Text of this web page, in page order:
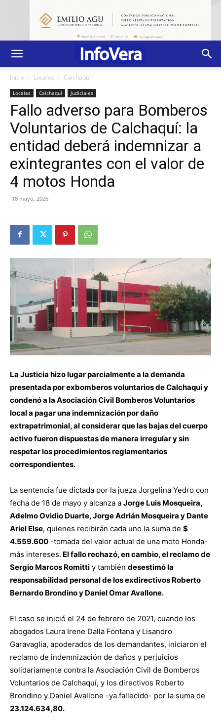
Inicio Locales Calchaquí
Locales Calchaquí Judiciales
Fallo adverso para Bomberos
Voluntarios de Calchaquí: la
entidad deberá indemnizar a
exintegrantes con el valor de
4 motos Honda
18 mayo, 2026
La Justicia hizo lugar parcialmente a la demanda
presentada por exbomberos voluntarios de Calchaquí y
condenó a la Asociación Civil Bomberos Voluntarios
local a pagar una indemnización por daño
extrapatrimonial, al considerar que las bajas del cuerpo
activo fueron dispuestas de manera irregular y sin
respetar los procedimientos reglamentarios
correspondientes.
La sentencia fue dictada por la jueza Jorgelina Yedro con
fecha de 18 de mayo y alcanza a Jorge Luis Mosqueira,
Adelmo Ovidio Duarte, Jorge Adrián Mosqueira y Dante
Ariel Else, quienes recibirán cada uno la suma de $
4.559.600 -tomada del valor actual de una moto Honda-
más intereses. El fallo rechazó, en cambio, el reclamo de
Sergio Marcos Romitti y también desestimó la
responsabilidad personal de los exdirectivos Roberto
Bernardo Brondino y Daniel Omar Avallone.
El caso se inició el 24 de febrero de 2021, cuando los
abogados Laura Irene Dalla Fontana y Lisandro
Garavaglia, apoderados de los demandantes, iniciaron el
reclamo de indemnización de daños y perjuicios
solidariamente contra la Asociación Civil de Bomberos
Voluntarios de Calchaquí, y los directivos Roberto
Brondino y Daniel Avallone -ya fallecido- por la suma de
23.124.634,80.